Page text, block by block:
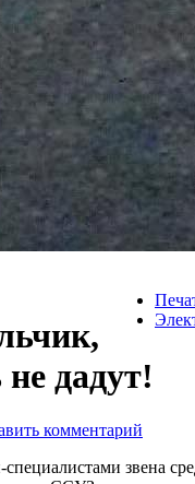
дадут!
комментарий
звена